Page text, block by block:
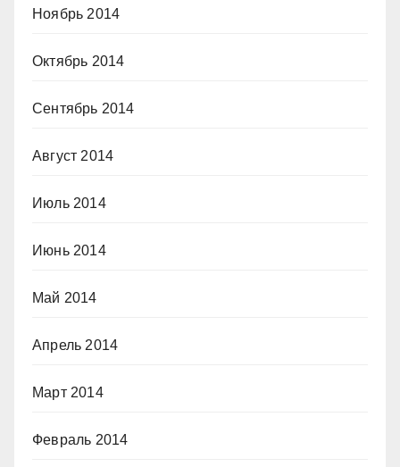
Ноябрь 2014
Октябрь 2014
Сентябрь 2014
Август 2014
Июль 2014
Июнь 2014
Май 2014
Апрель 2014
Март 2014
Февраль 2014